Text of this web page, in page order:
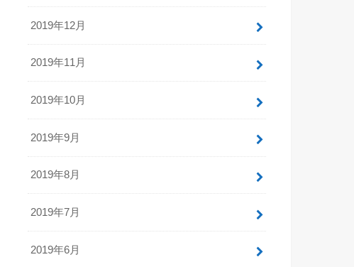
2019年12月
2019年11月
2019年10月
2019年9月
2019年8月
2019年7月
2019年6月